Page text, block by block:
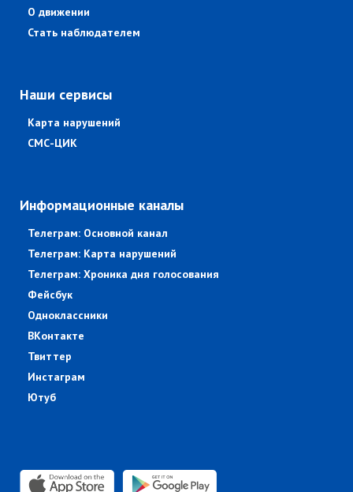
О движении
Стать наблюдателем
Наши сервисы
Карта нарушений
СМС-ЦИК
Информационные каналы
Телеграм: Основной канал
Телеграм: Карта нарушений
Телеграм: Хроника дня голосования
Фейсбук
Одноклассники
ВКонтакте
Твиттер
Инстаграм
Ютуб